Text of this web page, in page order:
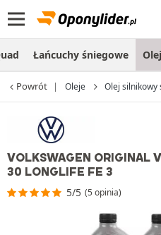
Łańcuchy śniegowe
Powrót Oleje Olej silnikowy
VOLKSWAGEN ORIGINAL
30 LONGLIFE FE 3
5/5 (5 opinia)